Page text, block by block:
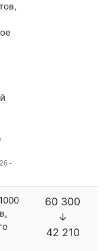
-
60 300
↓
42 210